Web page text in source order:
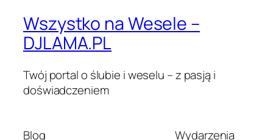
Wszystko na Wesele –
DJLAMA.PL
Twój portal o ślubie i weselu – z pasją i
doświadczeniem
Blog
Wydarzenia